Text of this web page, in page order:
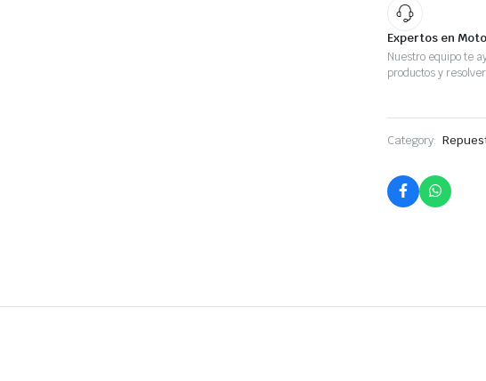
Expertos en
Nuestro equipo te
productos y
Category: